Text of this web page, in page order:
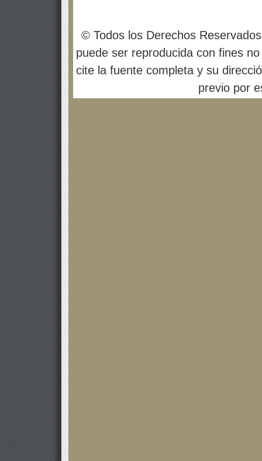
© Todos los Derechos
puede ser reproducida con fines
cite la fuente completa y su
previo por